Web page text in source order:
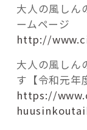
大人の風しん
ームページ
http://
大人の風しん
す【令和元年
https://